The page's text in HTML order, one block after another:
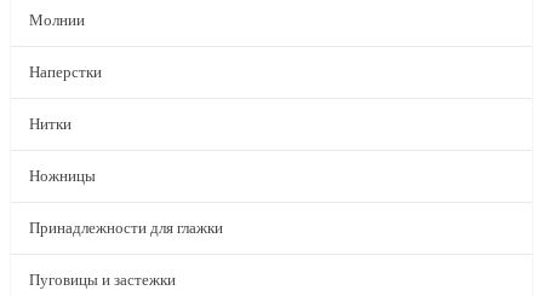
Молнии
Наперстки
Нитки
Ножницы
Принадлежности для глажки
Пуговицы и застежки